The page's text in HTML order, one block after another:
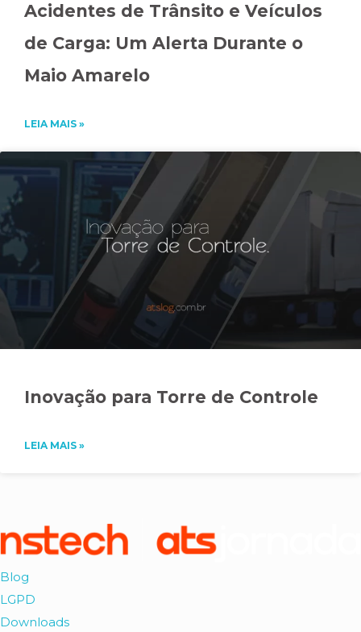
Acidentes de Trânsito e Veículos
de Carga: Um Alerta Durante o
Maio Amarelo
LEIA MAIS »
Inovação para Torre de Controle
LEIA MAIS »
Blog
LGPD
Downloads